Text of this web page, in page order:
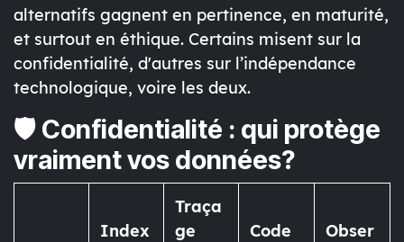
alternatifs gagnent en pertinence, en maturité,
et surtout en éthique. Certains misent sur la
confidentialité, d'autres sur l’indépendance
technologique, voire les deux.
🛡️ Confidentialité : qui protège
vraiment vos données?
Index
Traça
ge
Code
Obser